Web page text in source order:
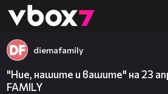
👾
diemafamily
"Ние, нашите и вашите" на 23
FAMILY